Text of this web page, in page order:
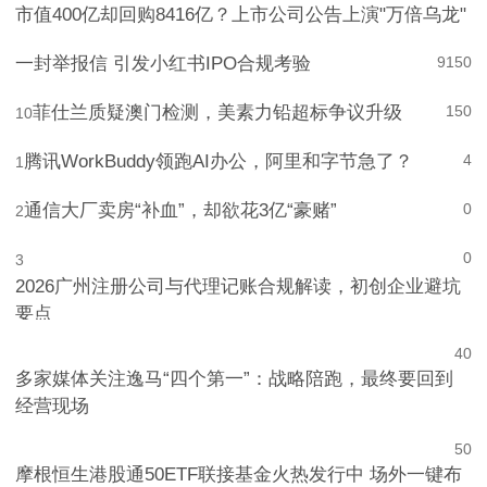
市值400亿却回购8416亿？上市公司公告上演"万倍乌龙"
150
9
一封举报信 引发小红书IPO合规考验
150
10菲仕兰质疑澳门检测，美素力铅超标争议升级
4
1腾讯WorkBuddy领跑AI办公，阿里和字节急了？
0
2通信大厂卖房“补血”，却欲花3亿“豪赌”
0
3
2026广州注册公司与代理记账合规解读，初创企业避坑
要点
0
4
多家媒体关注逸马“四个第一”：战略陪跑，最终要回到
经营现场
0
5
摩根恒生港股通50ETF联接基金火热发行中 场外一键布